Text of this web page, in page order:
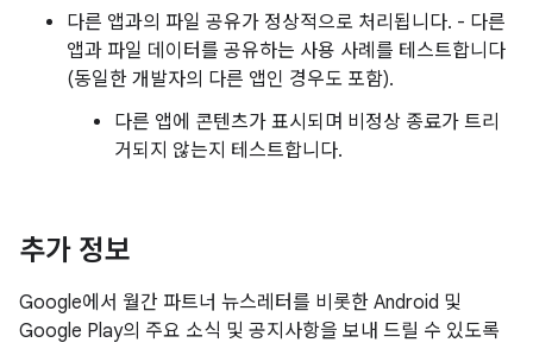
다른 앱과의 파일 공유가 정상적으로 처리됩니다. - 다른
앱과 파일 데이터를 공유하는 사용 사례를 테스트합니다
(동일한 개발자의 다른 앱인 경우도 포함).
다른 앱에 콘텐츠가 표시되며 비정상 종료가 트리
거되지 않는지 테스트합니다.
추가 정보
Google에서 월간 파트너 뉴스레터를 비롯한 Android 및
Google Play의 주요 소식 및 공지사항을 보내 드릴 수 있도록